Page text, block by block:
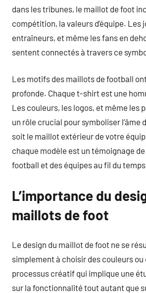
dans les tribunes, le maillot de foot
compétition, la valeurs d’équipe. Les
entraîneurs, et même les fans en
sentent connectés à travers ce
Les motifs des maillots de football
profonde. Chaque t-shirt est une
Les couleurs, les logos, et même les
un rôle crucial pour symboliser l’âme
soit le maillot extérieur de votre
chaque modèle est un témoignage de
football et des équipes au fil du
L’importance du
maillots de foot
Le design du maillot de foot ne se
simplement à choisir des couleurs ou
processus créatif qui implique une
sur la fonctionnalité tout autant que